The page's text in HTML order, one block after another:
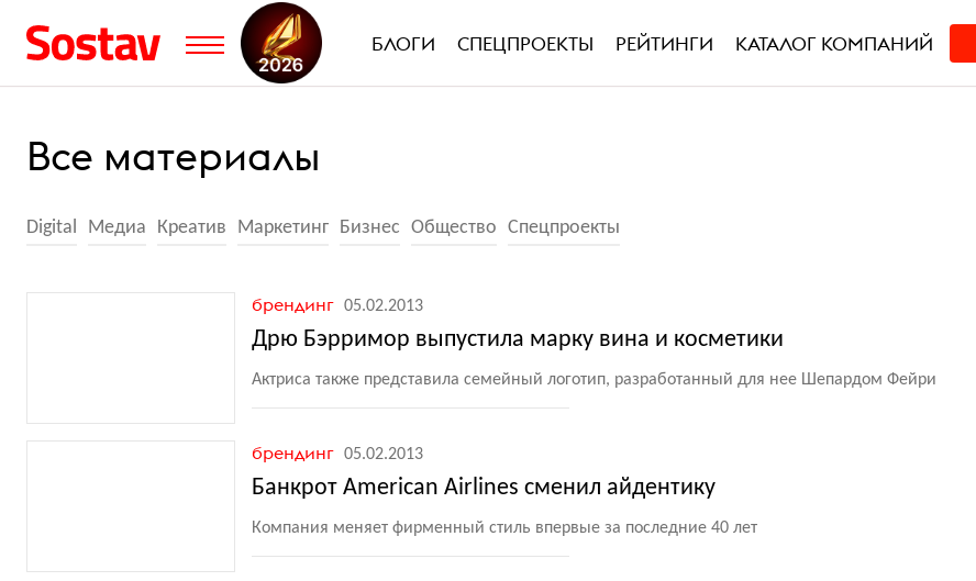
БЛОГИ СПЕЦПРОЕКТЫ РЕЙТИНГИ КАТАЛОГ КОМПАНИЙ
Все материалы
Digital Медиа Креатив Маркетинг Бизнес Общество Спецпроекты
брендинг 05.02.2013
Дрю Бэрримор выпустила марку вина и косметики
Актриса также представила семейный логотип, разработанный для нее Шепардом Фейри
брендинг 05.02.2013
Банкрот American Airlines сменил айдентику
Компания меняет фирменный стиль впервые за последние 40 лет